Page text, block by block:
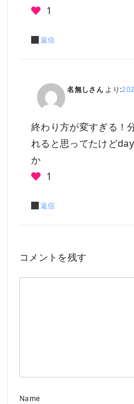
1
返信
名無しさん より:
終わり方が変すぎる！
れると思ってたけど
か
1
返信
コメントを残す
Name